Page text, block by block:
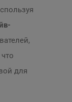
для